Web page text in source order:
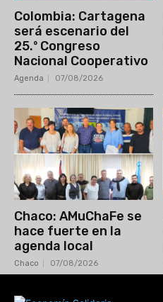
Colombia: Cartagena
será escenario del
25.º Congreso
Nacional Cooperativo
Agenda 07/08/2026
Chaco: AMuChaFe se
hace fuerte en la
agenda local
Chaco 07/08/2026